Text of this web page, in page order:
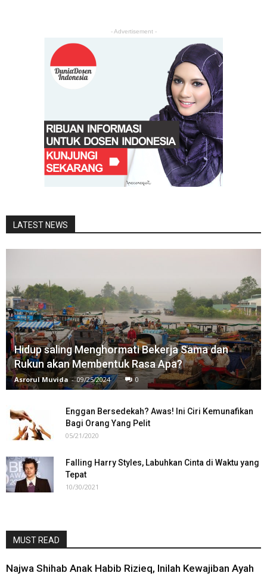
- Advertisement -
LATEST NEWS
Hidup saling Menghormati Bekerja Sama dan
Rukun akan Membentuk Rasa Apa?
Asrorul Muvida - 09/25/2024 0
Enggan Bersedekah? Awas! Ini Ciri Kemunafikan
Bagi Orang Yang Pelit
05/21/2020
Falling Harry Styles, Labuhkan Cinta di Waktu yang
Tepat
10/30/2021
MUST READ
Najwa Shihab Anak Habib Rizieq, Inilah Kewajiban Ayah